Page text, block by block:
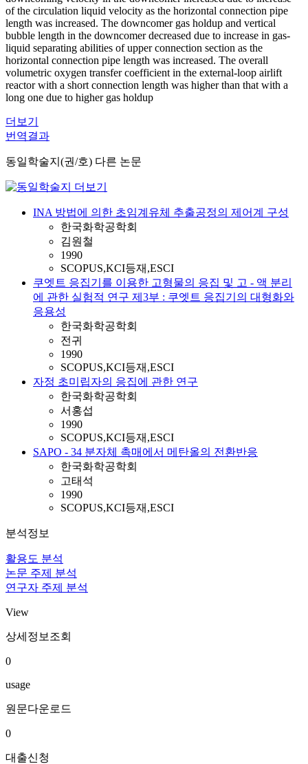
of the circulation liquid velocity as the horizontal connection pipe
length was increased. The downcomer gas holdup and vertical
bubble length in the downcomer decreased due to increase in gas-
liquid separating abilities of upper connection section as the
horizontal connection pipe length was increased. The overall
volumetric oxygen transfer coefficient in the external-loop airlift
reactor with a short connection length was higher than that with a
long one due to higher gas holdup
더보기
번역결과
동일학술지(권/호) 다른 논문
INA 방법에 의한 초임계유체 추출공정의 제어계 구성
한국화학공학회
김원철
1990
SCOPUS,KCI등재,ESCI
쿠엣트 응집기를 이용한 고형물의 응집 및 고 - 액 분리
에 관한 실험적 연구 제3부 : 쿠엣트 응집기의 대형화와
응용성
한국화학공학회
전귀
1990
SCOPUS,KCI등재,ESCI
자정 초미립자의 응집에 관한 연구
한국화학공학회
서홍섭
1990
SCOPUS,KCI등재,ESCI
SAPO - 34 분자체 촉매에서 메탄올의 전환반응
한국화학공학회
고태석
1990
SCOPUS,KCI등재,ESCI
분석정보
활용도 분석
논문 주제 분석
연구자 주제 분석
View
상세정보조회
0
usage
원문다운로드
0
대출신청